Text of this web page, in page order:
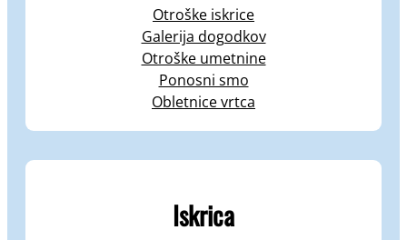
Otroške iskrice
Galerija dogodkov
Otroške umetnine
Ponosni smo
Obletnice vrtca
Iskrica